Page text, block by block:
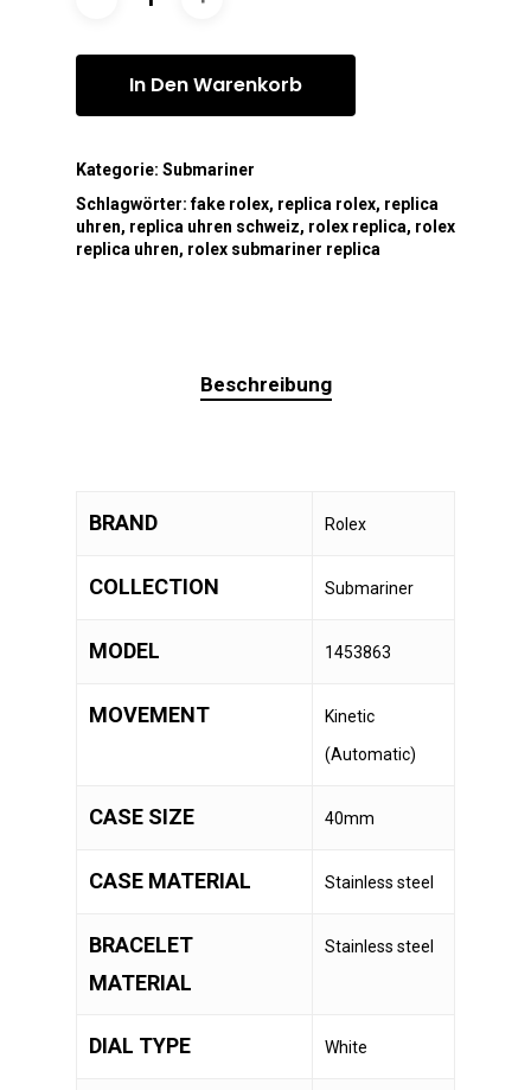
In Den Warenkorb
Kategorie: Submariner
Schlagwörter:fake rolex, replica rolex, replica
uhren, replica uhren schweiz, rolex replica, rolex
replica uhren, rolex submariner replica
Beschreibung
BRAND Rolex
COLLECTION Submariner
MODEL 1453863
MOVEMENT
Kinetic
(Automatic)
CASE SIZE 40mm
CASE MATERIAL Stainless steel
BRACELET
MATERIAL
Stainless steel
DIAL TYPE White